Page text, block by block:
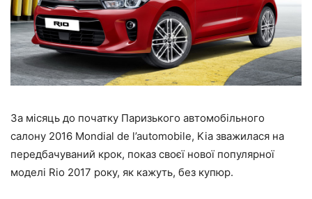
За місяць до початку Паризького автомобільного
салону 2016 Mondial de l’automobile, Kia зважилася на
передбачуваний крок, показ своєї нової популярної
моделі Rio 2017 року, як кажуть, без купюр.